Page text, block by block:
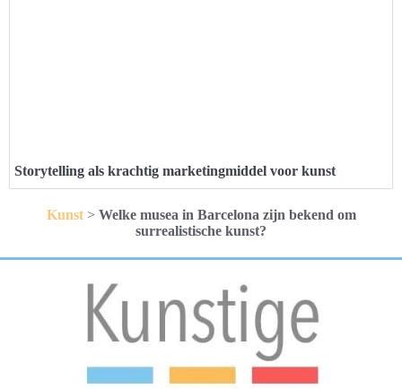
Storytelling als krachtig marketingmiddel voor kunst
Kunst> Welke musea in Barcelona zijn bekend om
surrealistische kunst?